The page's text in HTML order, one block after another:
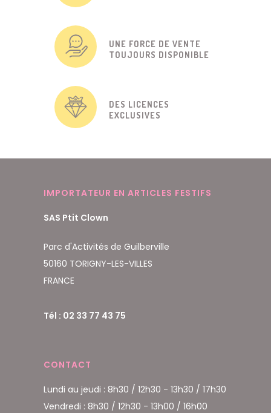
UNE FORCE DE VENTE
TOUJOURS DISPONIBLE
DES LICENCES
EXCLUSIVES
IMPORTATEUR EN ARTICLES FESTIFS
SAS Ptit Clown
Parc d'Activités de Guilberville
50160 TORIGNY-LES-VILLES
FRANCE
Tél : 02 33 77 43 75
CONTACT
Lundi au jeudi : 8h30 / 12h30 - 13h30 / 17h30
Vendredi : 8h30 / 12h30 - 13h00 / 16h00